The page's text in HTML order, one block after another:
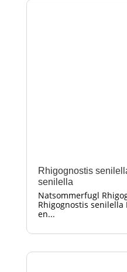
Rhigognostis
senilella
Natsommerfugl
Rhigognostis
en...